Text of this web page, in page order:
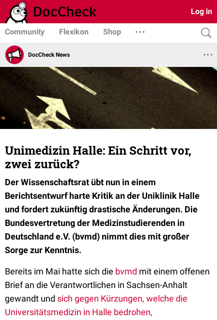
Log in
Community Flexikon Shop
DocCheck News
Unimedizin Halle: Ein Schritt vor,
zwei zurück?
Der Wissenschaftsrat übt nun in einem
Berichtsentwurf harte Kritik an der Uniklinik Halle
und fordert zukünftig drastische Änderungen. Die
Bundesvertretung der Medizinstudierenden in
Deutschland e.V. (bvmd) nimmt dies mit großer
Sorge zur Kenntnis.
Bereits im Mai hatte sich die bvmd mit einem offenen
Brief an die Verantwortlichen in Sachsen-Anhalt
gewandt und sich gegen Kürzungen, welche die
Universitätsmedizin in Halle bedrohen,